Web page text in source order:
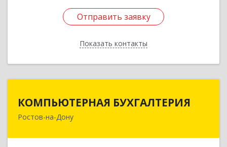
Отправить заявку
Показать контакты
Отправить заявку
Назад
КОМПЬЮТЕРНАЯ БУХГАЛТЕРИЯ
Ростов-на-Дону
344002, Ростовская обл, Ростов-на-Дону г,